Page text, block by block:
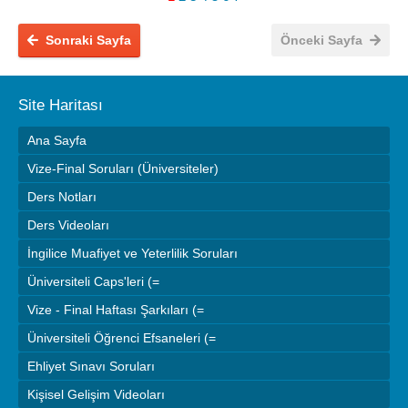
Önceki Sayfa
Sonraki Sayfa
Site Haritası
Ana Sayfa
Vize-Final Soruları (Üniversiteler)
Ders Notları
Ders Videoları
İngilice Muafiyet ve Yeterlilik Soruları
Üniversiteli Caps'leri (=
Vize - Final Haftası Şarkıları (=
Üniversiteli Öğrenci Efsaneleri (=
Ehliyet Sınavı Soruları
Kişisel Gelişim Videoları